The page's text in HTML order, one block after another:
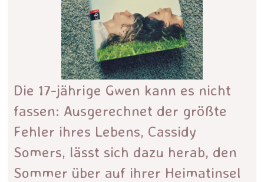
Die 17-jährige Gwen kann es nicht
fassen: Ausgerechnet der größte
Fehler ihres Lebens, Cassidy
Somers, lässt sich dazu herab, den
Sommer über auf ihrer Heimatinsel